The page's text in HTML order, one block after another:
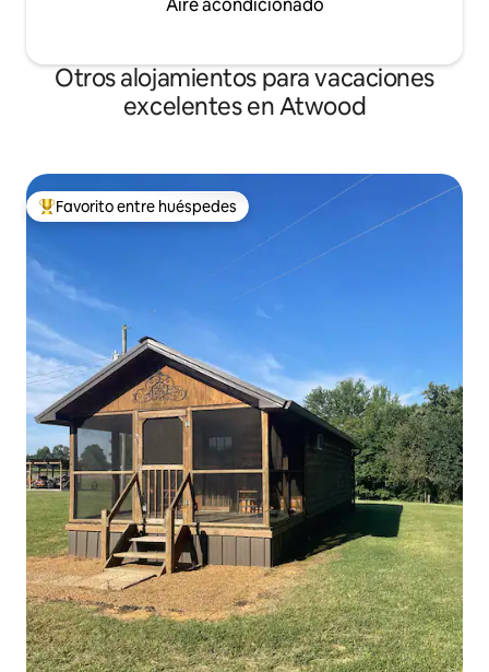
Aire acondicionado
Otros alojamientos para vacaciones
excelentes en Atwood
Favorito entre huéspedes preferido
Favorito entre huéspedes